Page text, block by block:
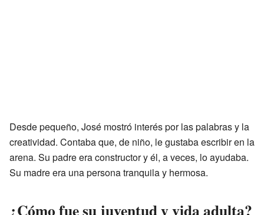
Desde pequeño, José mostró interés por las palabras y la
creatividad. Contaba que, de niño, le gustaba escribir en la
arena. Su padre era constructor y él, a veces, lo ayudaba.
Su madre era una persona tranquila y hermosa.
¿Cómo fue su juventud y vida adulta?